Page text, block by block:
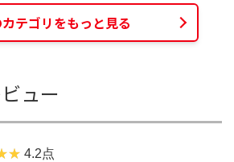
テゴリをもっと見る
ュー
4.2点